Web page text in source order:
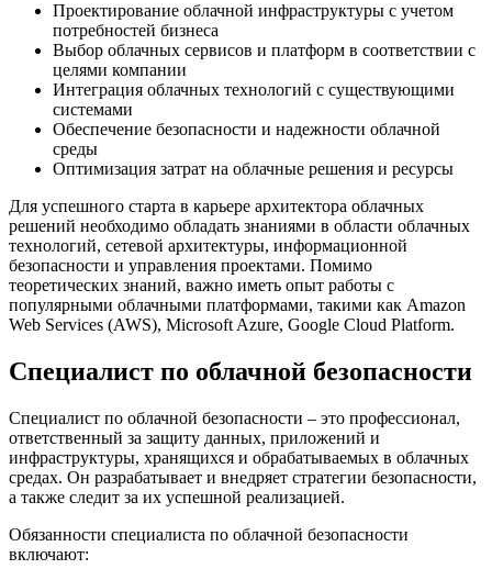
Проектирование облачной инфраструктуры с учетом
потребностей бизнеса
Выбор облачных сервисов и платформ в соответствии с
целями компании
Интеграция облачных технологий с существующими
системами
Обеспечение безопасности и надежности облачной
среды
Оптимизация затрат на облачные решения и ресурсы
Для успешного старта в карьере архитектора облачных
решений необходимо обладать знаниями в области облачных
технологий, сетевой архитектуры, информационной
безопасности и управления проектами. Помимо
теоретических знаний, важно иметь опыт работы с
популярными облачными платформами, такими как Amazon
Web Services (AWS), Microsoft Azure, Google Cloud Platform.
Специалист по облачной безопасности
Специалист по облачной безопасности – это профессионал,
ответственный за защиту данных, приложений и
инфраструктуры, хранящихся и обрабатываемых в облачных
средах. Он разрабатывает и внедряет стратегии безопасности,
а также следит за их успешной реализацией.
Обязанности специалиста по облачной безопасности
включают: